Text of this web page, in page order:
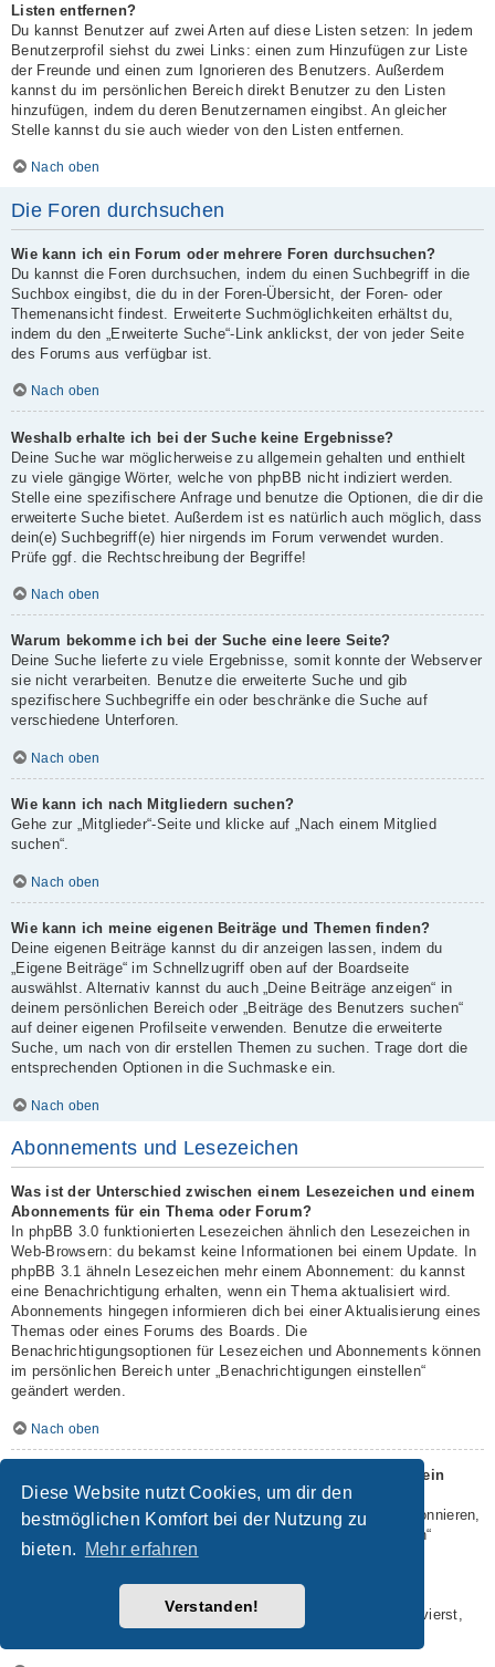
Diese Website nutzt Cookies, um dir den
bestmöglichen Komfort bei der Nutzung zu
bieten.
Mehr erfahren
Verstanden!
Listen entfernen?
Du kannst Benutzer auf zwei Arten auf diese Listen setzen: In jedem
Benutzerprofil siehst du zwei Links: einen zum Hinzufügen zur Liste
der Freunde und einen zum Ignorieren des Benutzers. Außerdem
kannst du im persönlichen Bereich direkt Benutzer zu den Listen
hinzufügen, indem du deren Benutzernamen eingibst. An gleicher
Stelle kannst du sie auch wieder von den Listen entfernen.
Nach oben
Die Foren durchsuchen
Wie kann ich ein Forum oder mehrere Foren durchsuchen?
Du kannst die Foren durchsuchen, indem du einen Suchbegriff in die
Suchbox eingibst, die du in der Foren-Übersicht, der Foren- oder
Themenansicht findest. Erweiterte Suchmöglichkeiten erhältst du,
indem du den „Erweiterte Suche“-Link anklickst, der von jeder Seite
des Forums aus verfügbar ist.
Nach oben
Weshalb erhalte ich bei der Suche keine Ergebnisse?
Deine Suche war möglicherweise zu allgemein gehalten und enthielt
zu viele gängige Wörter, welche von phpBB nicht indiziert werden.
Stelle eine spezifischere Anfrage und benutze die Optionen, die dir die
erweiterte Suche bietet. Außerdem ist es natürlich auch möglich, dass
dein(e) Suchbegriff(e) hier nirgends im Forum verwendet wurden.
Prüfe ggf. die Rechtschreibung der Begriffe!
Nach oben
Warum bekomme ich bei der Suche eine leere Seite?
Deine Suche lieferte zu viele Ergebnisse, somit konnte der Webserver
sie nicht verarbeiten. Benutze die erweiterte Suche und gib
spezifischere Suchbegriffe ein oder beschränke die Suche auf
verschiedene Unterforen.
Nach oben
Wie kann ich nach Mitgliedern suchen?
Gehe zur „Mitglieder“-Seite und klicke auf „Nach einem Mitglied
suchen“.
Nach oben
Wie kann ich meine eigenen Beiträge und Themen finden?
Deine eigenen Beiträge kannst du dir anzeigen lassen, indem du
„Eigene Beiträge“ im Schnellzugriff oben auf der Boardseite
auswählst. Alternativ kannst du auch „Deine Beiträge anzeigen“ in
deinem persönlichen Bereich oder „Beiträge des Benutzers suchen“
auf deiner eigenen Profilseite verwenden. Benutze die erweiterte
Suche, um nach von dir erstellen Themen zu suchen. Trage dort die
entsprechenden Optionen in die Suchmaske ein.
Nach oben
Abonnements und Lesezeichen
Was ist der Unterschied zwischen einem Lesezeichen und einem
Abonnements für ein Thema oder Forum?
In phpBB 3.0 funktionierten Lesezeichen ähnlich den Lesezeichen in
Web-Browsern: du bekamst keine Informationen bei einem Update. In
phpBB 3.1 ähneln Lesezeichen mehr einem Abonnement: du kannst
eine Benachrichtigung erhalten, wenn ein Thema aktualisiert wird.
Abonnements hingegen informieren dich bei einer Aktualisierung eines
Themas oder eines Forums des Boards. Die
Benachrichtigungsoptionen für Lesezeichen und Abonnements können
im persönlichen Bereich unter „Benachrichtigungen einstellen“
geändert werden.
Nach oben
Wie kann ich ein Lesezeichen auf ein Thema setzen oder ein
Thema abonnieren?
Du kannst ein Lesezeichen auf ein Thema setzen oder es abonnieren,
in dem du die entsprechende Option in den „Themen-Optionen“
auswählst, die sich normalerweise ober- und unterhalb des
benachrichtigen, sobald eine Antwort geschrieben wurde“ aktivierst,